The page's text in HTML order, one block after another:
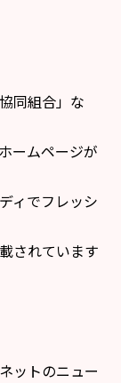
同組合」な
ームページが
ィでフレッシ
されています
ットのニュー